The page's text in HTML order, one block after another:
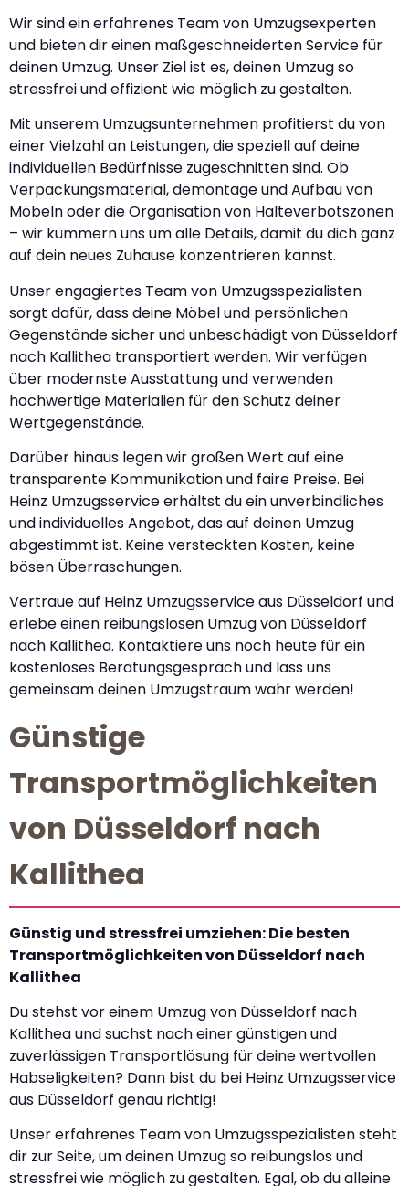
Wir sind ein erfahrenes Team von Umzugsexperten
und bieten dir einen maßgeschneiderten Service für
deinen Umzug. Unser Ziel ist es, deinen Umzug so
stressfrei und effizient wie möglich zu gestalten.
Mit unserem Umzugsunternehmen profitierst du von
einer Vielzahl an Leistungen, die speziell auf deine
individuellen Bedürfnisse zugeschnitten sind. Ob
Verpackungsmaterial, demontage und Aufbau von
Möbeln oder die Organisation von Halteverbotszonen
– wir kümmern uns um alle Details, damit du dich ganz
auf dein neues Zuhause konzentrieren kannst.
Unser engagiertes Team von Umzugsspezialisten
sorgt dafür, dass deine Möbel und persönlichen
Gegenstände sicher und unbeschädigt von Düsseldorf
nach Kallithea transportiert werden. Wir verfügen
über modernste Ausstattung und verwenden
hochwertige Materialien für den Schutz deiner
Wertgegenstände.
Darüber hinaus legen wir großen Wert auf eine
transparente Kommunikation und faire Preise. Bei
Heinz Umzugsservice erhältst du ein unverbindliches
und individuelles Angebot, das auf deinen Umzug
abgestimmt ist. Keine versteckten Kosten, keine
bösen Überraschungen.
Vertraue auf Heinz Umzugsservice aus Düsseldorf und
erlebe einen reibungslosen Umzug von Düsseldorf
nach Kallithea. Kontaktiere uns noch heute für ein
kostenloses Beratungsgespräch und lass uns
gemeinsam deinen Umzugstraum wahr werden!
Günstige
Transportmöglichkeiten
von Düsseldorf nach
Kallithea
Günstig und stressfrei umziehen: Die besten
Transportmöglichkeiten von Düsseldorf nach
Kallithea
Du stehst vor einem Umzug von Düsseldorf nach
Kallithea und suchst nach einer günstigen und
zuverlässigen Transportlösung für deine wertvollen
Habseligkeiten? Dann bist du bei Heinz Umzugsservice
aus Düsseldorf genau richtig!
Unser erfahrenes Team von Umzugsspezialisten steht
dir zur Seite, um deinen Umzug so reibungslos und
stressfrei wie möglich zu gestalten. Egal, ob du alleine